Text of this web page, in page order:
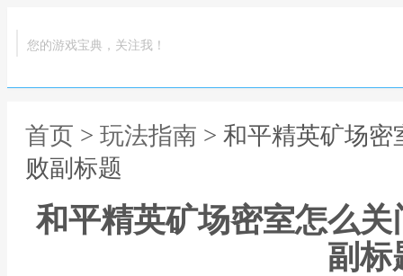
您的游戏宝典，关注我！
首页 > 玩法指南 > 和平精英矿场
败副标题
和平精英矿场密室怎么
副标